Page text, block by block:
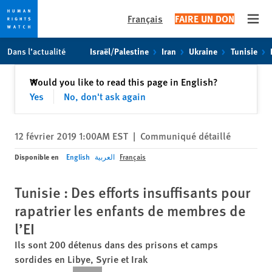
toto
content
Français FAIRE UN DON
Dans l’actualité Israël/Palestine Iran Ukraine Tunisie
Would you like to read this page in English?
Yes
No, don't ask again
✕Fermer
12 février 2019 1:00AM EST | Communiqué détaillé
Disponible en English العربية Français
Tunisie : Des efforts insuffisants pour
rapatrier les enfants de membres de
l’EI
Ils sont 200 détenus dans des prisons et camps
sordides en Libye, Syrie et Irak